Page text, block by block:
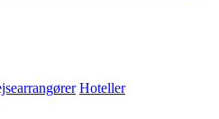
Hoteller